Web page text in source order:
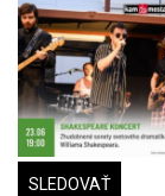
SLEDOVAŤ